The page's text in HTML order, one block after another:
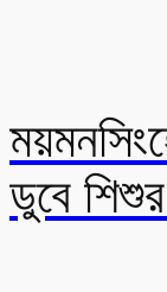
ডুবে